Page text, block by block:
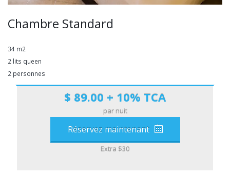
Chambre Standard
34 m2
2 lits queen
2 personnes
$ 89.00 + 10% TCA
par nuit
Réservez maintenant
Extra $30